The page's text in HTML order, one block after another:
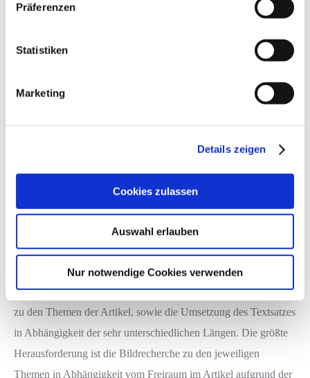
Präferenzen
Statistiken
Marketing
Details zeigen
Cookies zulassen
Auswahl erlauben
Nur notwendige Cookies verwenden
Eigenartikel des Herausgebers
etage3 erhält einzeln alle Texte und Grafiken zu den Artikeln.
Die Aufgabe ist die Recherche passender Bilder und Grafiken
zu den Themen der Artikel, sowie die Umsetzung des Textsatzes
in Abhängigkeit der sehr unterschiedlichen Längen. Die größte
Herausforderung ist die Bildrecherche zu den jeweiligen
Themen in Abhängigkeit vom Freiraum im Artikel aufgrund der